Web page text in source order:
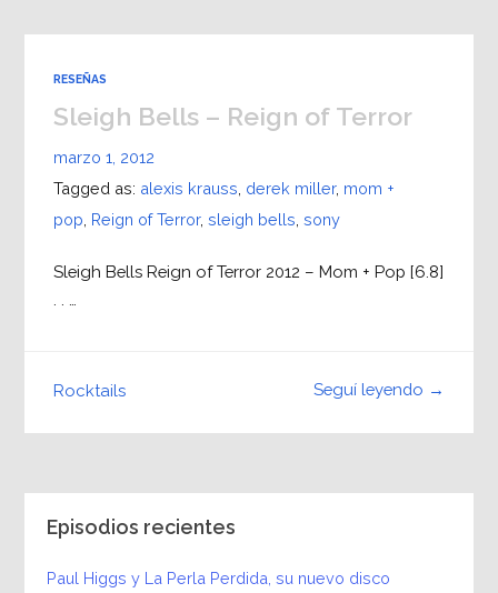
RESEÑAS
Sleigh Bells – Reign of Terror
marzo 1, 2012
Tagged as: alexis krauss derek miller, mom +
pop Reign of Terror, sleigh bells sony
Sleigh Bells Reign of Terror 2012 – Mom + Pop [6.8]
Seguí leyendo →
Rocktails
Episodios recientes
Paul Higgs y La Perla Perdida, su nuevo disco